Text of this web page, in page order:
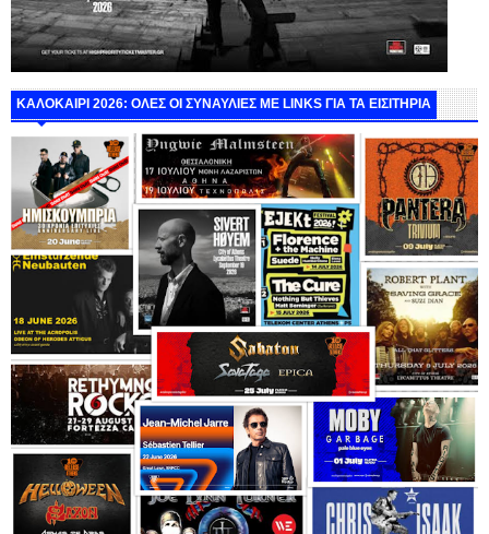
ΚΑΛΟΚΑΙΡΙ 2026: ΟΛΕΣ ΟΙ ΣΥΝΑΥΛΙΕΣ ΜΕ LINKS ΓΙΑ ΤΑ ΕΙΣΙΤΗΡΙΑ